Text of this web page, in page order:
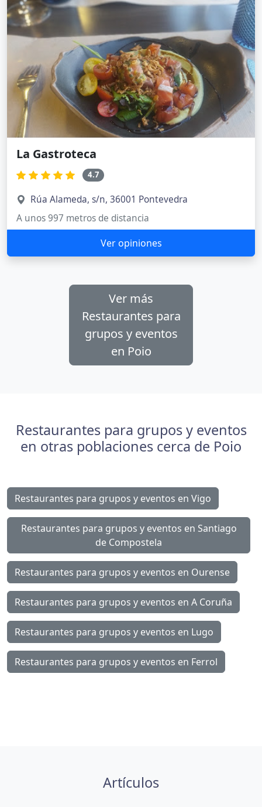
La Gastroteca
4.7
Rúa Alameda, s/n, 36001 Pontevedra
A unos 997 metros de distancia
Ver opiniones
Ver más
Restaurantes para
grupos y eventos
en Poio
Restaurantes para grupos y eventos
en otras poblaciones cerca de Poio
Restaurantes para grupos y eventos en Vigo
Restaurantes para grupos y eventos en Santiago
de Compostela
Restaurantes para grupos y eventos en Ourense
Restaurantes para grupos y eventos en A Coruña
Restaurantes para grupos y eventos en Lugo
Restaurantes para grupos y eventos en Ferrol
Artículos